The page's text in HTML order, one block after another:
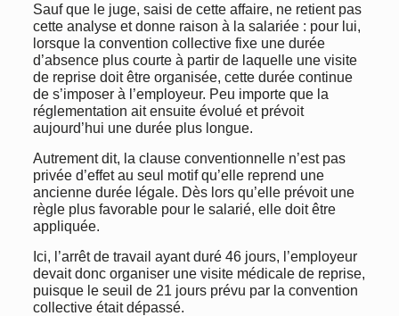
Sauf que le juge, saisi de cette affaire, ne retient pas
cette analyse et donne raison à la salariée : pour lui,
lorsque la convention collective fixe une durée
d’absence plus courte à partir de laquelle une visite
de reprise doit être organisée, cette durée continue
de s’imposer à l’employeur. Peu importe que la
réglementation ait ensuite évolué et prévoit
aujourd’hui une durée plus longue.
Autrement dit, la clause conventionnelle n’est pas
privée d’effet au seul motif qu’elle reprend une
ancienne durée légale. Dès lors qu’elle prévoit une
règle plus favorable pour le salarié, elle doit être
appliquée.
Ici, l’arrêt de travail ayant duré 46 jours, l’employeur
devait donc organiser une visite médicale de reprise,
puisque le seuil de 21 jours prévu par la convention
collective était dépassé.